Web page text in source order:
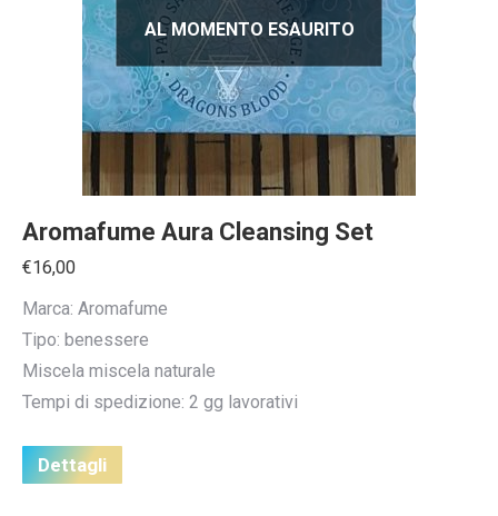
AL MOMENTO ESAURITO
Aromafume Aura Cleansing Set
€16,00
Marca: Aromafume
Tipo: benessere
Miscela miscela naturale
Tempi di spedizione: 2 gg lavorativi
Dettagli